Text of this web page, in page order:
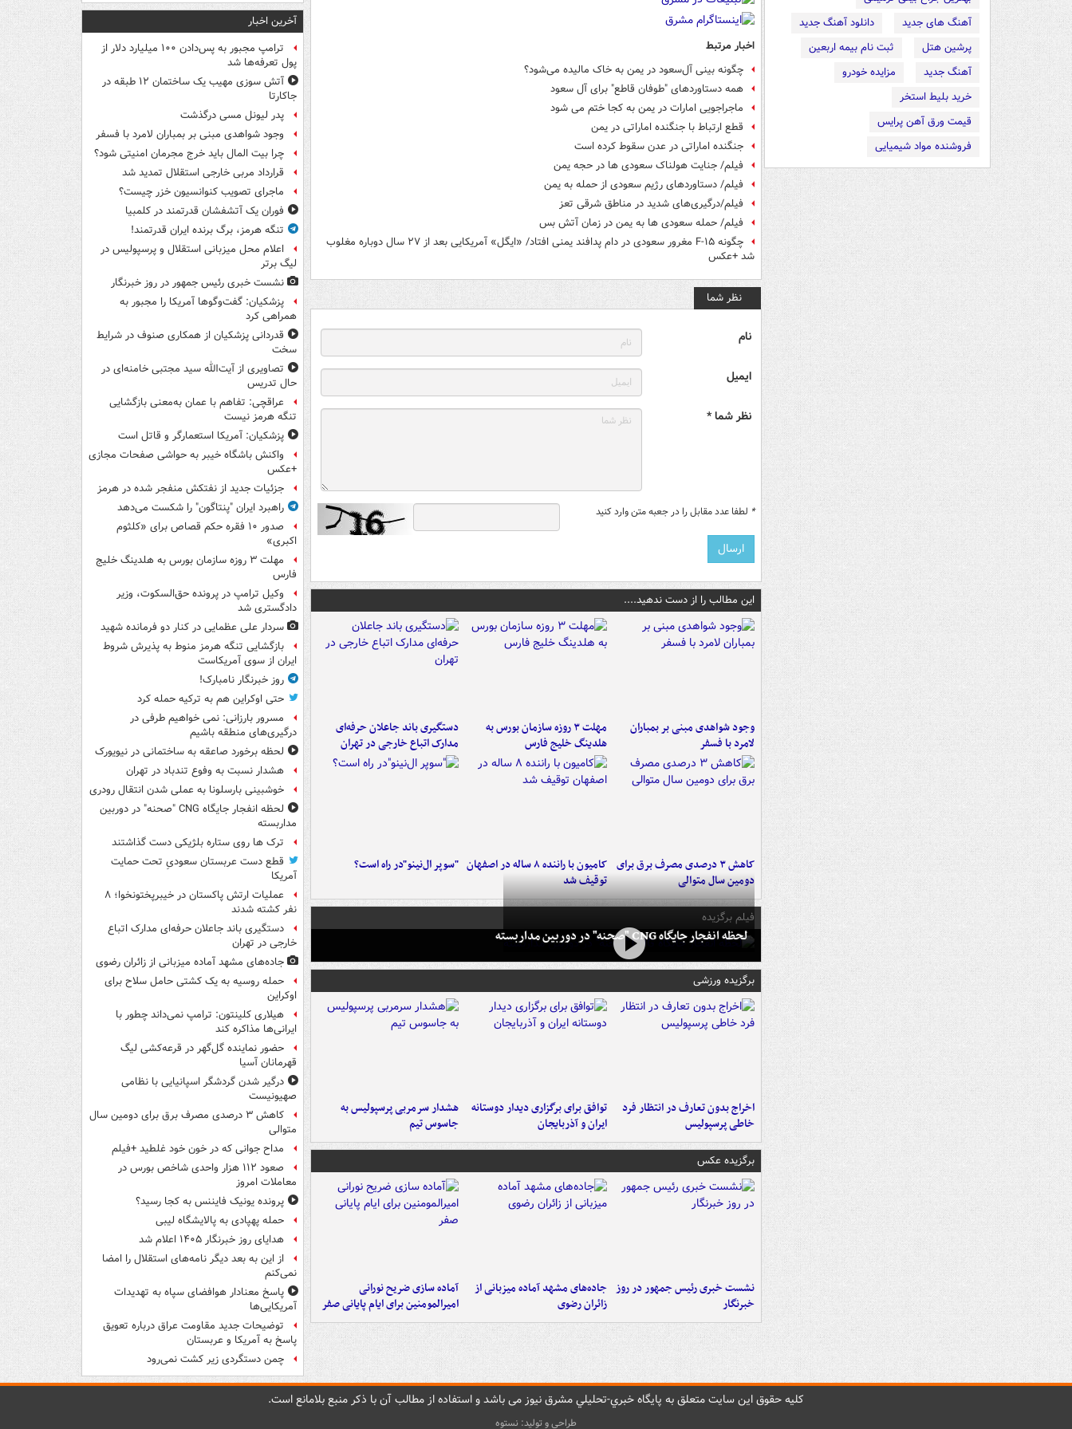
آهنگ های جدید
دانلود آهنگ جدید
پرشین هتل
ثبت نام بیمه اربعین
آهنگ جدید
مزایده خودرو
خرید بلیط استخر
قیمت ورق آهن پرایس
فروشنده مواد شیمیایی
اخبار مرتبط
چگونه بینی آل‌سعود در یمن به خاک مالیده می‌شود؟
همه دستاوردهای "طوفان قاطع" برای آل سعود
ماجراجویی امارات در یمن به کجا ختم می شود
قطع ارتباط با جنگنده اماراتی در یمن
جنگنده اماراتی در عدن سقوط کرده است
فیلم/ جنایت هولناک سعودی ها در حجه یمن
فیلم/ دستاوردهای رژیم سعودی از حمله به یمن
فیلم/درگیری‌های شدید در مناطق شرقی تعز
فیلم/ حمله سعودی ها به یمن در زمان آتش بس
چگونه F-۱۵ مغرور سعودی در دام پدافند یمنی افتاد/ «ایگل» آمریکایی بعد از ۲۷ سال دوباره مغلوب
شد +عکس
نظر شما
نام
ایمیل
نظر شما *
* لطفا عدد مقابل را در جعبه متن وارد کنید
این مطالب را از دست ندهید....
وجود شواهدی مبنی بر بمباران
لامرد با فسفر
مهلت ۳ روزه سازمان بورس به
هلدینگ خلیج فارس
دستگیری باند جاعلان حرفه‌ای
مدارک اتباع خارجی در تهران
کاهش ۳ درصدی مصرف برق برای
دومین سال متوالی
کامیون با راننده ۸ ساله در اصفهان
توقیف شد
"سوپر ال‌نینو"در راه است؟
فیلم برگزیده
لحظه انفجار جایگاه CNG "صحنه" در دوربین مداربسته
برگزیده ورزشی
اخراج بدون تعارف در انتظار فرد
خاطی پرسپولیس
توافق برای برگزاری دیدار دوستانه
ایران و آذربایجان
هشدار سرمربی پرسپولیس به
جاسوس تیم
برگزیده عکس
نشست خبری رئیس جمهور در روز
خبرنگار
جاده‌های مشهد آماده میزبانی از
زائران رضوی
آماده سازی ضریح نورانی
امیرالمومنین برای ایام پایانی صفر
آخرین اخبار
ترامپ مجبور به پس‌دادن ۱۰۰ میلیارد دلار از
پول تعرفه‌ها شد
آتش سوزی مهیب یک ساختمان ۱۲ طبقه در
جاکارتا
پدر لیونل مسی درگذشت
وجود شواهدی مبنی بر بمباران لامرد با فسفر
چرا بیت المال باید خرج مجرمان امنیتی شود؟
قرارداد مربی خارجی استقلال تمدید شد
ماجرای تصویب کنوانسیون خزر چیست؟
فوران یک آتشفشان قدرتمند در کلمبیا
تنگه هرمز، برگ برنده ایران قدرتمند!
اعلام محل میزبانی استقلال و پرسپولیس در
لیگ برتر
نشست خبری رئیس جمهور در روز خبرنگار
پزشکیان: گفت‌وگوها آمریکا را مجبور به
همراهی کرد
قدردانی پزشکیان از همکاری صنوف در شرایط
سخت
تصاویری از آیت‌الله سید مجتبی خامنه‌ای در
حال تدریس
عراقچی: تفاهم با عمان به‌معنی بازگشایی
تنگه هرمز نیست
پزشکیان: آمریکا استعمارگر و قاتل است
واکنش باشگاه خیبر به حواشی صفحات مجازی
+عکس
جزئیات جدید از نفتکش منفجر شده در هرمز
راهبرد ایران "پنتاگون" را شکست می‌دهد
صدور ۱۰ فقره حکم قصاص برای «کلثوم
اکبری»
مهلت ۳ روزه سازمان بورس به هلدینگ خلیج
فارس
وکیل ترامپ در پرونده حق‌السکوت، وزیر
دادگستری شد
سردار علی عظمایی در کنار دو فرمانده شهید
بازگشایی تنگه هرمز منوط به پذیرش شروط
ایران از سوی آمریکاست
روز خبرنگار نامبارک!
حتی اوکراین هم به ترکیه حمله کرد
مسرور بارزانی: نمی خواهیم طرفی در
درگیری‌های منطقه باشیم
لحظه برخورد صاعقه به ساختمانی در نیویورک
هشدار نسبت به وفوع تندباد در تهران
خوشبینی بارسلونا به عملی شدن انتقال رودری
لحظه انفجار جایگاه CNG "صحنه" در دوربین
مداربسته
ترک ها روی ستاره بلژیکی دست گذاشتند
قطع دست عربستان سعودیِ تحت حمایت
آمریکا
عملیات ارتش پاکستان در خیبرپختونخوا؛ ۸
نفر کشته شدند
دستگیری باند جاعلان حرفه‌ای مدارک اتباع
خارجی در تهران
جاده‌های مشهد آماده میزبانی از زائران رضوی
حمله روسیه به یک کشتی حامل سلاح برای
اوکراین
هیلاری کلینتون: ترامپ نمی‌داند چطور با
ایرانی‌ها مذاکره کند
حضور نماینده گل‌گهر در قرعه‌کشی لیگ
قهرمانان آسیا
درگیر شدن گردشگر اسپانیایی با نظامی
صهیونیست
کاهش ۳ درصدی مصرف برق برای دومین سال
متوالی
مداح جوانی که در خون خود غلطید +فیلم
صعود ۱۱۲ هزار واحدی شاخص بورس در
معاملات امروز
پرونده یونیک فایننس به کجا رسید؟
حمله پهپادی به پالایشگاه لیبی
هدایای روز خبرنگار ۱۴۰۵ اعلام شد
از این به بعد دیگر نامه‌های استقلال را امضا
نمی‌کنم
پاسخ معنادار هوافضای سپاه به تهدیدات
آمریکایی‌ها
توضیحات جدید مقاومت عراق درباره تعویق
پاسخ به آمریکا و عربستان
چمن دستگردی زیر کشت نمی‌رود
کليه حقوق اين سايت متعلق به پایگاه خبري-تحليلي مشرق نيوز می باشد و استفاده از مطالب آن با ذکر منبع بلامانع است.
طراحی و تولید: نستوه